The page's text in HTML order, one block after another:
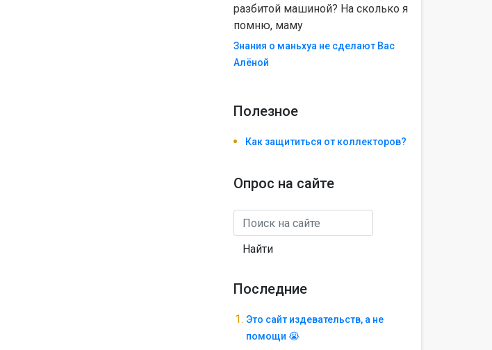
разбитой машиной? На сколько я
помню, маму
Знания о маньхуа не сделают Вас
Алëной
Полезноe
Как защититься от коллекторов?
Опрос на сайте
Найти
Последние
Это сайт издевательств, а не
помощи 😭